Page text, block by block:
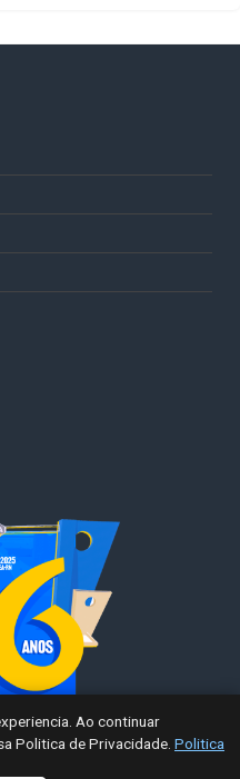
Ao continuar
Politica de Privacidade. Politica